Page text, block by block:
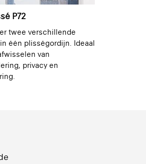
P72
twee verschillende
één plisségordijn. Ideaal
van
privacy en